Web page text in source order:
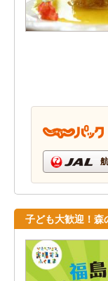
子ども大歓迎！森